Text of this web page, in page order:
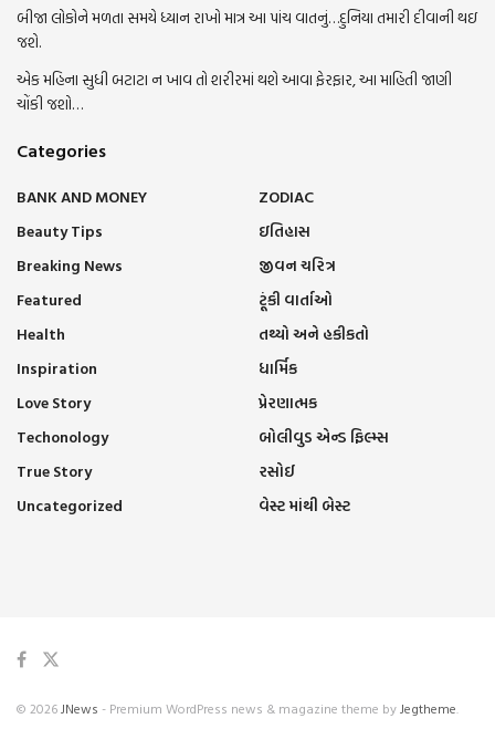
બીજા લોકોને મળતા સમયે ધ્યાન રાખો માત્ર આ પાંચ વાતનું…દુનિયા તમારી દીવાની થઇ
જશે.
એક મહિના સુધી બટાટા ન ખાવ તો શરીરમાં થશે આવા ફેરફાર, આ માહિતી જાણી
ચોંકી જશો…
Categories
BANK AND MONEY
Beauty Tips
Breaking News
Featured
Health
Inspiration
Love Story
Techonology
True Story
Uncategorized
ZODIAC
ઇતિહાસ
જીવન ચરિત્ર
ટૂંકી વાર્તાઓ
તથ્યો અને હકીકતો
ધાર્મિક
પ્રેરણાત્મક
બોલીવુડ એન્ડ ફિલ્મ્સ
રસોઈ
વેસ્ટ માંથી બેસ્ટ
© 2026 JNews - Premium WordPress news & magazine theme by Jegtheme